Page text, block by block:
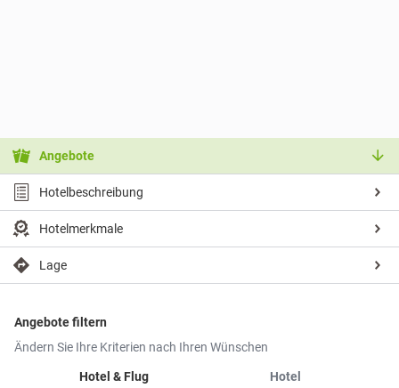
Angebote
Hotelbeschreibung
Hotelmerkmale
Lage
Angebote filtern
Ändern Sie Ihre Kriterien nach Ihren Wünschen
Hotel & Flug
Hotel